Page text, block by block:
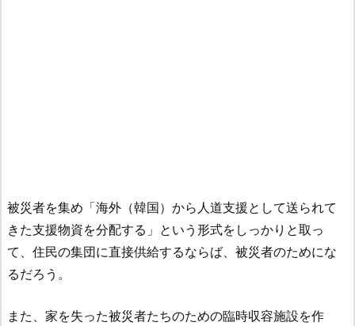
被災者を集め「海外（韓国）から人道支援として送られて
きた支援物資を分配する」という形式をしっかりと取っ
て、住民の集団に直接供給するならば、被災者のためにな
るだろう。
また、家を失った被災者たちのための臨時収容施設を作